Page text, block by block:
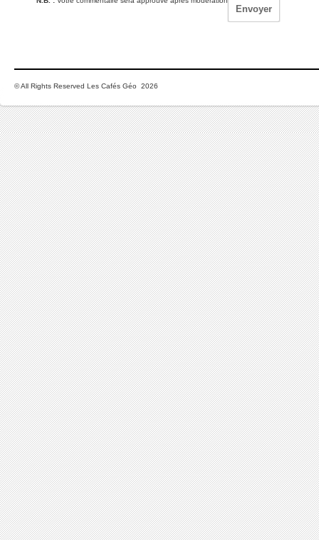
© All Rights Reserved Les Cafés Géo 2026